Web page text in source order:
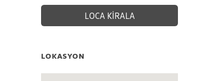
LOCA KİRALA
LOKASYON